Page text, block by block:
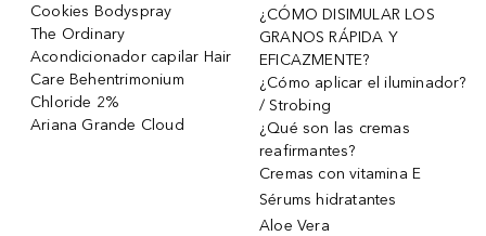
Cookies Bodyspray
The Ordinary
Acondicionador capilar Hair
Care Behentrimonium
Chloride 2%
Ariana Grande Cloud
¿CÓMO DISIMULAR LOS
GRANOS RÁPIDA Y
EFICAZMENTE?
¿Cómo aplicar el iluminador?
/ Strobing
¿Qué son las cremas
reafirmantes?
Cremas con vitamina E
Sérums hidratantes
Aloe Vera